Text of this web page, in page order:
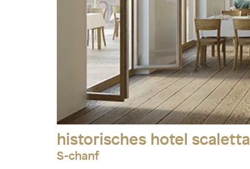
historisches hotel scaletta
S-chanf